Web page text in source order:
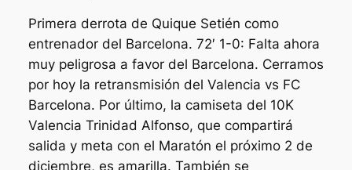
Primera derrota de Quique Setién como
entrenador del Barcelona. 72′ 1-0: Falta ahora
muy peligrosa a favor del Barcelona. Cerramos
por hoy la retransmisión del Valencia vs FC
Barcelona. Por último, la camiseta del 10K
Valencia Trinidad Alfonso, que compartirá
salida y meta con el Maratón el próximo 2 de
diciembre, es amarilla. También se